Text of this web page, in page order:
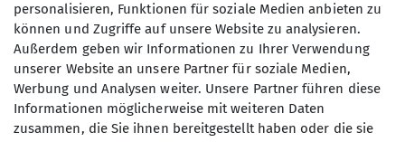
Die Oberlandler
Senioren
Was sind die Oberlandler?
Besonders klimafreundliche Touren
Klima- und Naturschutz liegt uns am
Herzen. Deshalb lorem ipsum dolor sit
personalisieren, Funktionen für soziale Medien anbieten zu
können und Zugriffe auf unsere Website zu analysieren.
Außerdem geben wir Informationen zu Ihrer Verwendung
unserer Website an unsere Partner für soziale Medien,
Werbung und Analysen weiter. Unsere Partner führen diese
Informationen möglicherweise mit weiteren Daten
zusammen, die Sie ihnen bereitgestellt haben oder die sie